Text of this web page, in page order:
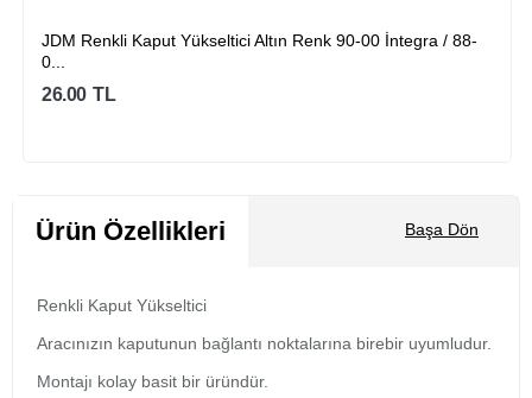
JDM Renkli Kaput Yükseltici Altın Renk 90-00 İntegra / 88-
0...
26.00 TL
Ürün Özellikleri Başa Dön
Renkli Kaput Yükseltici
Aracınızın kaputunun bağlantı noktalarına birebir uyumludur.
Montajı kolay basit bir üründür.